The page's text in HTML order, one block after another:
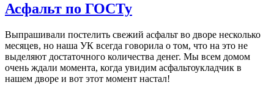
Асфальт по ГОСТу
Выпрашивали постелить свежий асфальт во дворе несколько
месяцев, но наша УК всегда говорила о том, что на это не
выделяют достаточного количества денег. Мы всем домом
очень ждали момента, когда увидим асфальтоукладчик в
нашем дворе и вот этот момент настал!